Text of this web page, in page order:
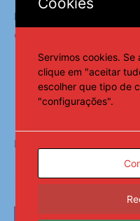
Leia Também:
confirma necessidade de
Fonte:
LEIA TAMBÉM
Servimos cookies.
clique em "aceitar
escolher que tipo de
"configurações".